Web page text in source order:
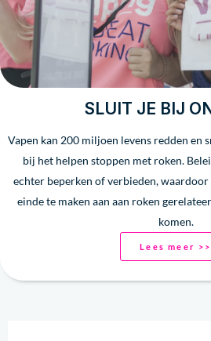
SLUIT JE BIJ
Vapen kan 200 miljoen levens redden en
bij het helpen stoppen met roken.
echter beperken of verbieden, waardoor
einde te maken aan aan roken
komen.
Lees meer >>